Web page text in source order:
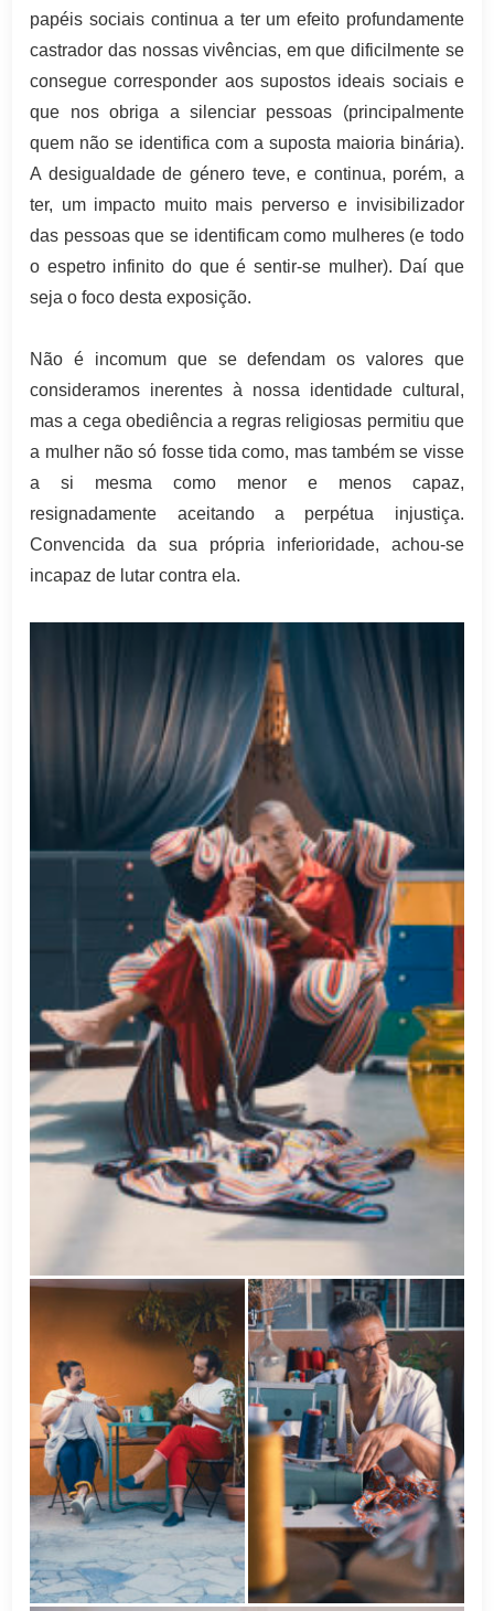
papéis sociais continua a ter um efeito profundamente
castrador das nossas vivências, em que dificilmente se
consegue corresponder aos supostos ideais sociais e
que nos obriga a silenciar pessoas (principalmente
quem não se identifica com a suposta maioria binária).
A desigualdade de género teve, e continua, porém, a
ter, um impacto muito mais perverso e invisibilizador
das pessoas que se identificam como mulheres (e todo
o espetro infinito do que é sentir-se mulher). Daí que
seja o foco desta exposição.
Não é incomum que se defendam os valores que
consideramos inerentes à nossa identidade cultural,
mas a cega obediência a regras religiosas permitiu que
a mulher não só fosse tida como, mas também se visse
a si mesma como menor e menos capaz,
resignadamente aceitando a perpétua injustiça.
Convencida da sua própria inferioridade, achou-se
incapaz de lutar contra ela.